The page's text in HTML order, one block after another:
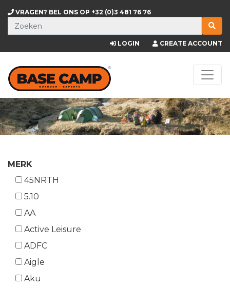
VRAGEN? BEL ONS OP +32 (0)3 481 76 76
LOGIN CREATE ACCOUNT
MERK
45NRTH
5.10
AA
Active Leisure
ADFC
Aigle
Aku